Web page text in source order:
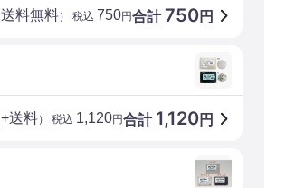
合計750円
送料無料） 税込 750円
合計 1,120円
+送料） 税込 1,120円